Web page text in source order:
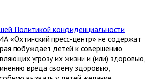
Политикой конфиденциальности
«Охтинский пресс-центр» не содержат
побуждает детей к совершению
угрозу их жизни и (или) здоровью,
вреда своему здоровью,